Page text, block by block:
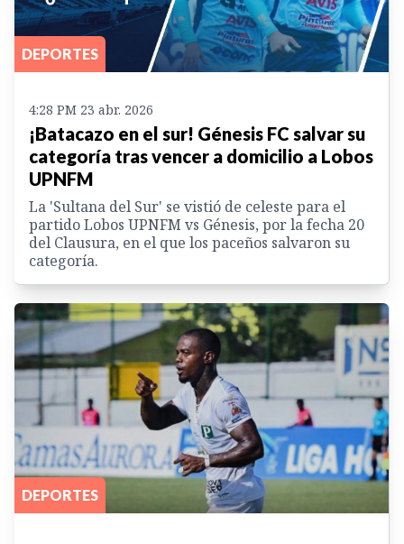
DEPORTES
4:28 PM 23 abr. 2026
¡Batacazo en el sur! Génesis FC salvar su
categoría tras vencer a domicilio a Lobos
UPNFM
La 'Sultana del Sur' se vistió de celeste para el
partido Lobos UPNFM vs Génesis, por la fecha 20
del Clausura, en el que los paceños salvaron su
categoría.
DEPORTES